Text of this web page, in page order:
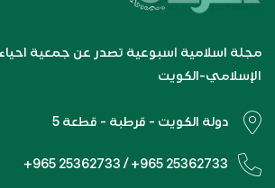
مجلة اسلامية اسبوعية تصدر عن جمعية احياء
الإسلامي-الكويت
دولة الكويت - قرطبة - قطعة 5
+965 25362733 / +965 25362733